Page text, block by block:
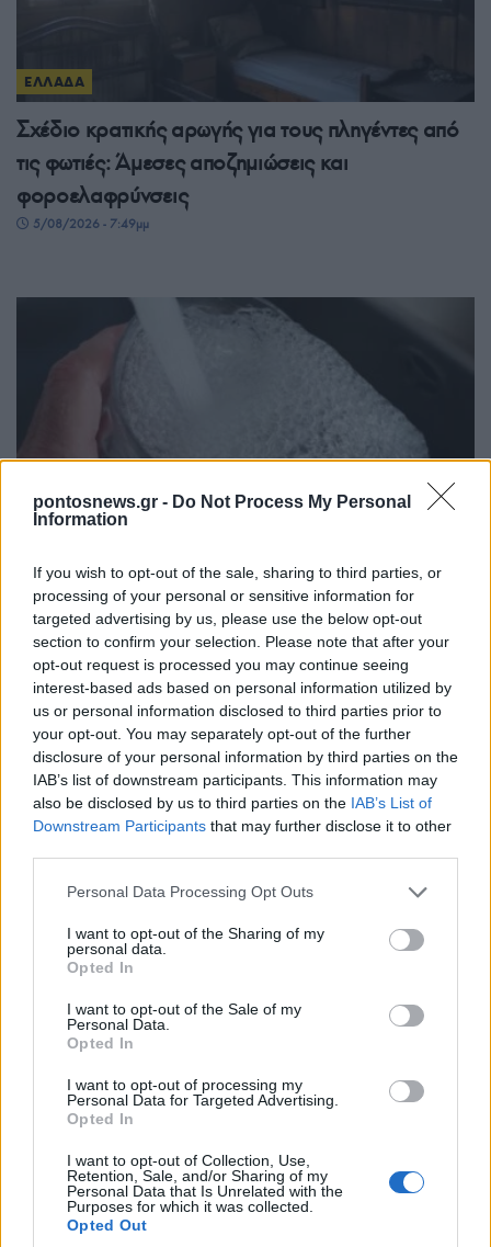
pontosnews.gr - Do Not Process My Personal
Information
If you wish to opt-out of the sale, sharing to third parties, or
processing of your personal or sensitive information for
targeted advertising by us, please use the below opt-out
section to confirm your selection. Please note that after your
opt-out request is processed you may continue seeing
interest-based ads based on personal information utilized by
us or personal information disclosed to third parties prior to
your opt-out. You may separately opt-out of the further
disclosure of your personal information by third parties on the
IAB’s list of downstream participants. This information may
also be disclosed by us to third parties on the IAB’s List of
Downstream Participants that may further disclose it to other
Please note that this website/app uses one or more Google
not limited to your visit or usage behaviour. You may click to
grant or deny consent to Google and its third-party tags to
use your data for below specified purposes in below Google
consent section.
Personal Data Processing Opt Outs
I want to opt-out of the Sharing of my
personal data.
Opted In
I want to opt-out of the Sale of my
Personal Data.
Opted In
I want to opt-out of processing my
Personal Data for Targeted Advertising.
Opted In
I want to opt-out of Collection, Use,
Retention, Sale, and/or Sharing of my
Personal Data that Is Unrelated with the
Purposes for which it was collected.
Opted Out
ΕΛΛΑΔΑ
Σχέδιο κρατικής αρωγής για τους πληγέντες από
τις φωτιές: Άμεσες αποζημιώσεις και
φοροελαφρύνσεις
5/08/2026 - 7:49μμ
ΕΛΛΑΔΑ
στο νερό της Σίβηρης
5/08/2026 - 5:44μμ
ΕΛΛΑΔΑ
Μυστράς: «Μου απαγόρευε να μπω» – Η
μαρτυρία της αδελφής για το
ξενοδοχείο-«φρούριο»
5/08/2026 - 4:04μμ